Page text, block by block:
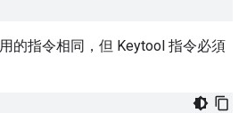
的指令相同，但 Keytool 指令必須